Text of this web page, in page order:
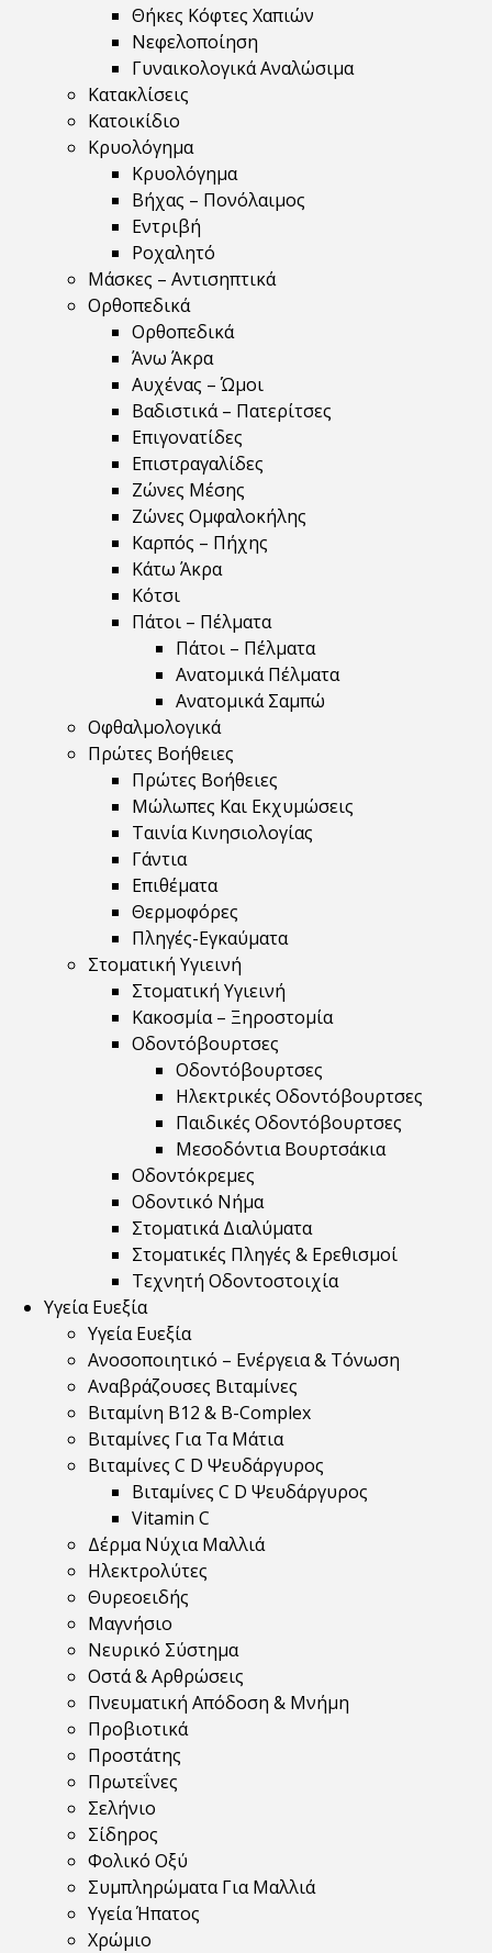
Θήκες Κόφτες Χαπιών
Νεφελοποίηση
Γυναικολογικά Αναλώσιμα
Κατακλίσεις
Κατοικίδιο
Κρυολόγημα
Κρυολόγημα
Βήχας – Πονόλαιμος
Εντριβή
Ροχαλητό
Μάσκες – Αντισηπτικά
Ορθοπεδικά
Ορθοπεδικά
Άνω Άκρα
Αυχένας – Ώμοι
Βαδιστικά – Πατερίτσες
Επιγονατίδες
Επιστραγαλίδες
Ζώνες Μέσης
Ζώνες Ομφαλοκήλης
Καρπός – Πήχης
Κάτω Άκρα
Κότσι
Πάτοι – Πέλματα
Πάτοι – Πέλματα
Ανατομικά Πέλματα
Ανατομικά Σαμπώ
Οφθαλμολογικά
Πρώτες Βοήθειες
Πρώτες Βοήθειες
Μώλωπες Και Εκχυμώσεις
Ταινία Κινησιολογίας
Γάντια
Επιθέματα
Θερμοφόρες
Πληγές-Εγκαύματα
Στοματική Υγιεινή
Στοματική Υγιεινή
Κακοσμία – Ξηροστομία
Οδοντόβουρτσες
Οδοντόβουρτσες
Ηλεκτρικές Οδοντόβουρτσες
Παιδικές Οδοντόβουρτσες
Μεσοδόντια Βουρτσάκια
Οδοντόκρεμες
Οδοντικό Νήμα
Στοματικά Διαλύματα
Στοματικές Πληγές & Ερεθισμοί
Τεχνητή Οδοντοστοιχία
Υγεία Ευεξία
Υγεία Ευεξία
Ανοσοποιητικό – Ενέργεια & Τόνωση
Αναβράζουσες Βιταμίνες
Βιταμίνη B12 & Β-Complex
Βιταμίνες Για Τα Μάτια
Βιταμίνες C D Ψευδάργυρος
Βιταμίνες C D Ψευδάργυρος
Vitamin C
Δέρμα Νύχια Μαλλιά
Ηλεκτρολύτες
Θυρεοειδής
Μαγνήσιο
Νευρικό Σύστημα
Οστά & Αρθρώσεις
Πνευματική Απόδοση & Μνήμη
Προβιοτικά
Προστάτης
Πρωτεΐνες
Σελήνιο
Σίδηρος
Φολικό Οξύ
Συμπληρώματα Για Μαλλιά
Υγεία Ήπατος
Χρώμιο